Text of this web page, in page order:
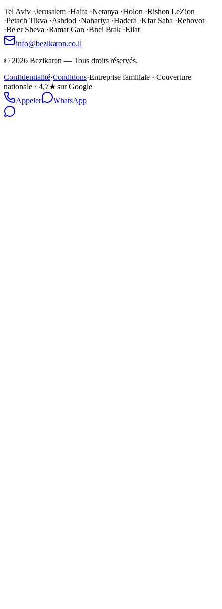
Tel Aviv ·Jerusalem ·Haifa ·Netanya ·Holon ·Rishon LeZion
·Petach Tikva ·Ashdod ·Nahariya ·Hadera ·Kfar Saba ·Rehovot
·Be'er Sheva ·Ramat Gan ·Bnei Brak ·Eilat
info@bezikaron.co.il
© 2026 Bezikaron — Tous droits réservés.
Confidentialité·Conditions·Entreprise familiale · Couverture
nationale · 4,7★ sur Google
Appeler
WhatsApp